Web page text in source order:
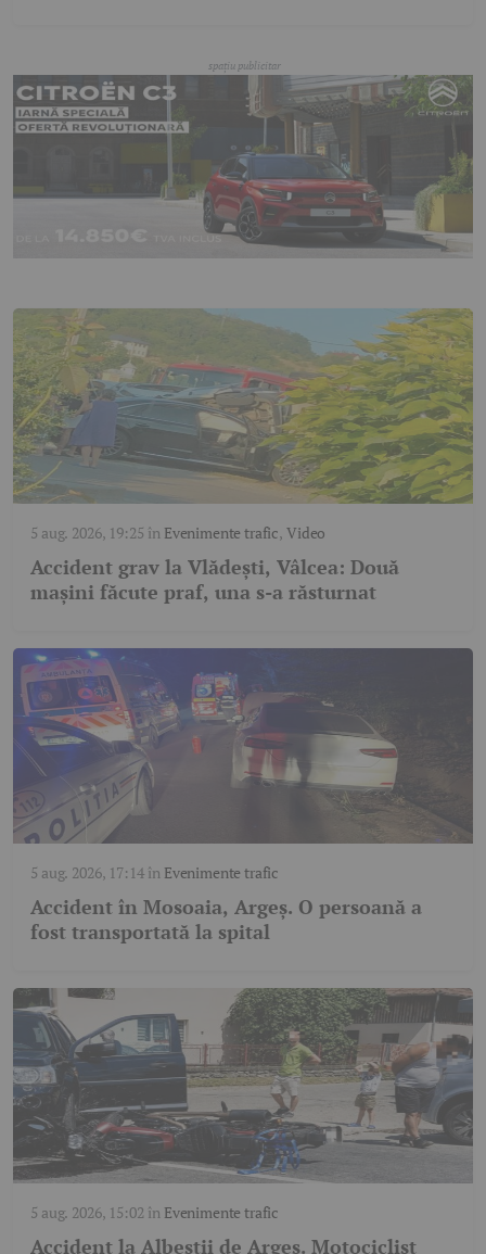
5 aug. 2026, 19:25 în Evenimente trafic,Video
Accident grav la Vlădești, Vâlcea: Două
mașini făcute praf, una s-a răsturnat
5 aug. 2026, 17:14în Evenimente trafic
Accident în Mosoaia, Argeș. O persoană a
fost transportată la spital
5 aug. 2026, 15:02 în Evenimente trafic
Accident la Albeștii de Argeș. Motociclist